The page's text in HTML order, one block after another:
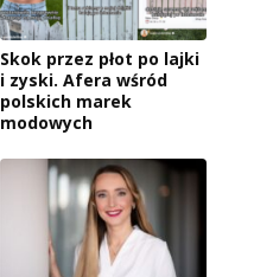
Skok przez płot po lajki
i zyski. Afera wśród
polskich marek
modowych